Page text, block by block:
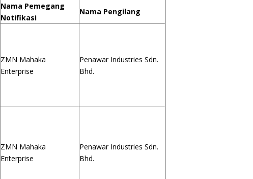
Nama Pemegang
Notifikasi
Nama Pengilang
ZMN Mahaka
Enterprise
Penawar Industries Sdn.
Bhd.
ZMN Mahaka
Enterprise
Penawar Industries Sdn.
Bhd.